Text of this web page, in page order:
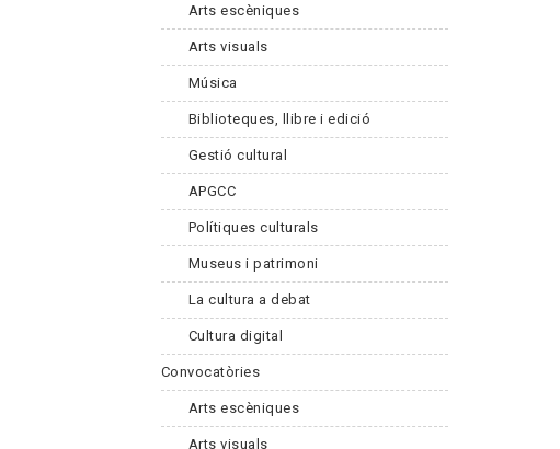
Arts escèniques
Arts visuals
Música
Biblioteques, llibre i edició
Gestió cultural
APGCC
Polítiques culturals
Museus i patrimoni
La cultura a debat
Cultura digital
Convocatòries
Arts escèniques
Arts visuals